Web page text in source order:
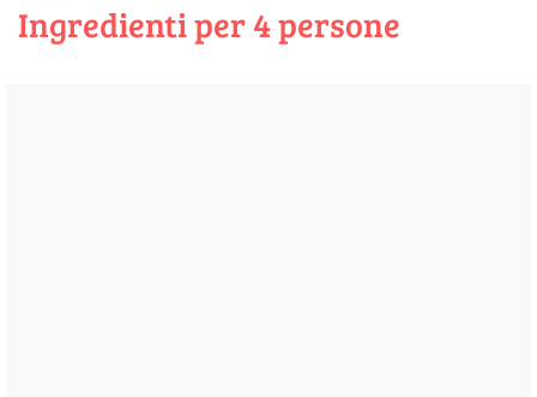
Ingredienti per 4 persone